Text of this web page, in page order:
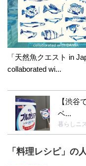
「天然魚クエスト in
collaborated wi...
【渋谷
ベ...
暮らしニ
「料理レシピ」の